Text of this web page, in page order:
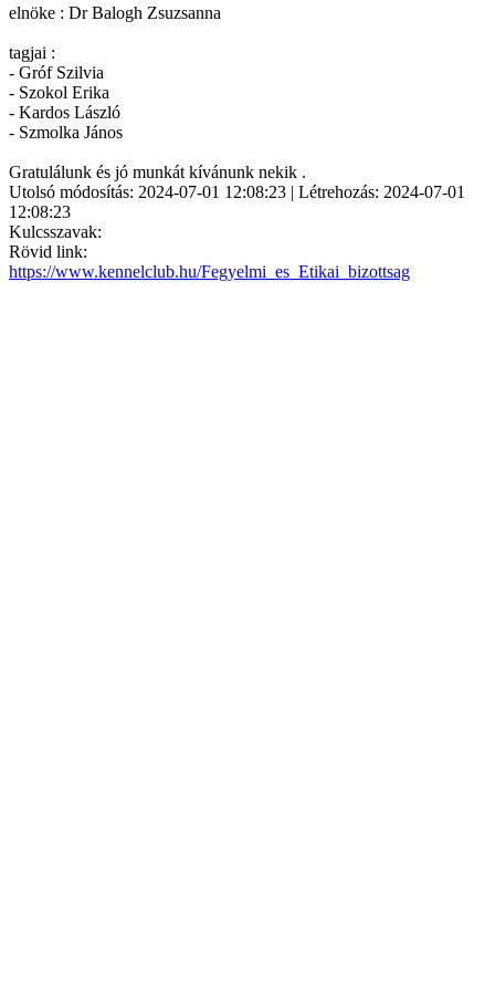
elnöke : Dr Balogh Zsuzsanna
tagjai :
- Gróf Szilvia
- Szokol Erika
- Kardos László
- Szmolka János
Gratulálunk és jó munkát kívánunk nekik .
Utolsó módosítás: 2024-07-01 12:08:23 | Létrehozás: 2024-07-01
12:08:23
Kulcsszavak:
Rövid link:
https://www.kennelclub.hu/Fegyelmi_es_Etikai_bizottsag